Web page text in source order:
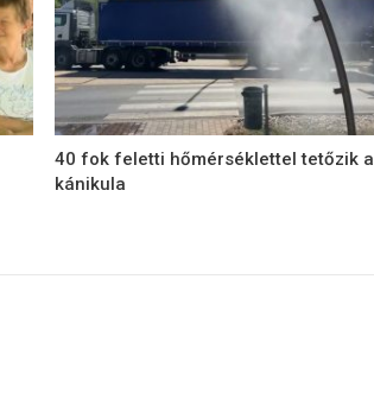
40 fok feletti hőmérséklettel tetőzik a
kánikula